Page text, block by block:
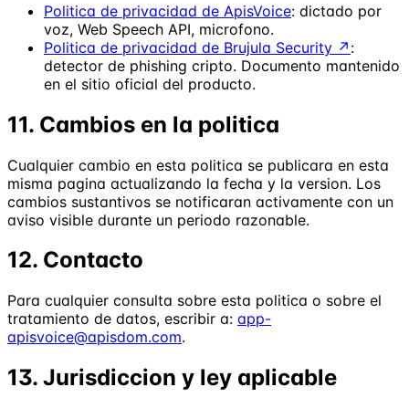
Politica de privacidad de ApisVoice: dictado por
voz, Web Speech API, microfono.
Politica de privacidad de Brujula Security ↗ :
detector de phishing cripto. Documento mantenido
en el sitio oficial del producto.
11. Cambios en la politica
Cualquier cambio en esta politica se publicara en esta
misma pagina actualizando la fecha y la version. Los
cambios sustantivos se notificaran activamente con un
aviso visible durante un periodo razonable.
12. Contacto
Para cualquier consulta sobre esta politica o sobre el
tratamiento de datos, escribir a: app-
apisvoice@apisdom.com.
13. Jurisdiccion y ley aplicable